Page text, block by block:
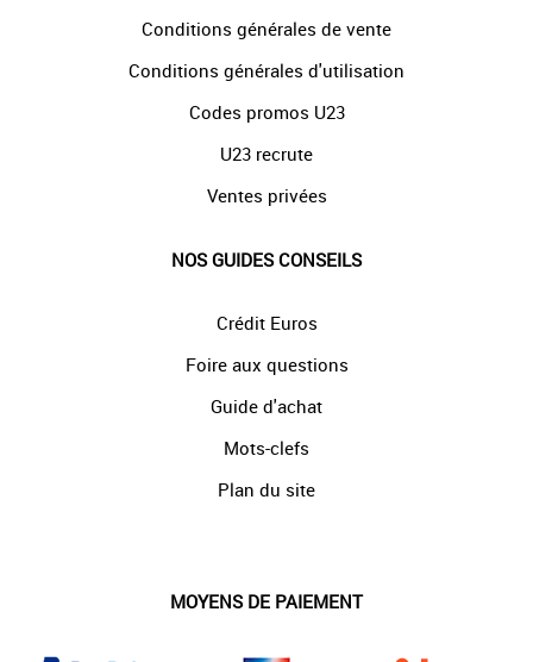
Conditions générales de vente
Conditions générales d'utilisation
Codes promos U23
U23 recrute
Ventes privées
NOS GUIDES CONSEILS
Crédit Euros
Foire aux questions
Guide d'achat
Mots-clefs
Plan du site
MOYENS DE PAIEMENT